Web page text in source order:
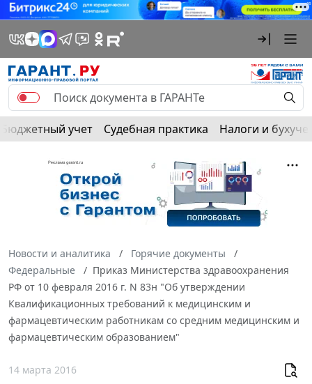
Бюджетный учет Судебная практика Налоги и
Новости и аналитика
Горячие документы
Федеральные
Приказ Министерства здравоохранения
РФ от 10 февраля 2016 г. N 83н "Об утверждении
Квалификационных требований к медицинским и
фармацевтическим работникам со средним медицинским и
фармацевтическим образованием"
14 марта 2016